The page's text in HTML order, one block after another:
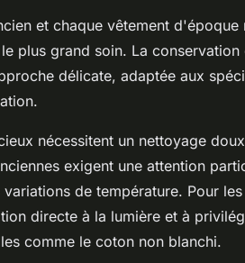
et chaque vêtement
plus grand soin. La conservation
délicate, adaptée aux
nécessitent un nettoyage
exigent une attention
variations de température. Pour
directe à la lumière et à
comme le coton non blanchi.